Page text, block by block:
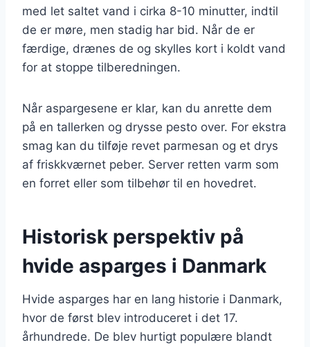
med let saltet vand i cirka 8-10 minutter, indtil
de er møre, men stadig har bid. Når de er
færdige, drænes de og skylles kort i koldt vand
for at stoppe tilberedningen.
Når aspargesene er klar, kan du anrette dem
på en tallerken og drysse pesto over. For ekstra
smag kan du tilføje revet parmesan og et drys
af friskkværnet peber. Server retten varm som
en forret eller som tilbehør til en hovedret.
Historisk perspektiv på
hvide asparges i Danmark
Hvide asparges har en lang historie i Danmark,
hvor de først blev introduceret i det 17.
århundrede. De blev hurtigt populære blandt